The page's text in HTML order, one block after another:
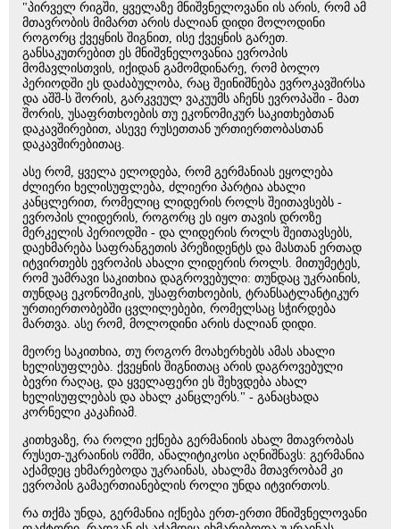
"პირველ რიგში, ყველაზე მნიშვნელოვანი ის არის, რომ ამ
მთავრობის მიმართ არის ძალიან დიდი მოლოდინი
როგორც ქვეყნის შიგნით, ისე ქვეყნის გარეთ.
განსაკუთრებით ეს მნიშვნელოვანია ევროპის
მომავლისთვის, იქიდან გამომდინარე, რომ ბოლო
პერიოდში ეს დაძაბულობა, რაც შეინიშნება ევროკავშირსა
და აშშ-ს შორის, გარკვეულ ვაკუუმს აჩენს ევროპაში - მათ
შორის, უსაფრთხოების თუ ეკონომიკურ საკითხებთან
დაკავშირებით, ასევე რუსეთთან ურთიერთობასთან
დაკავშირებითაც.
ასე რომ, ყველა ელოდება, რომ გერმანიას ეყოლება
ძლიერი ხელისუფლება, ძლიერი პარტია ახალი
კანცლერით, რომელიც ლიდერის როლს შეითავსებს -
ევროპის ლიდერის, როგორც ეს იყო თავის დროზე
მერკელის პერიოდში - და ლიდერის როლს შეითავსებს,
დაეხმარება საფრანგეთის პრეზიდენტს და მასთან ერთად
იტვირთებს ევროპის ახალი ლიდერის როლს. მითუმეტეს,
რომ უამრავი საკითხია დაგროვებული: თუნდაც უკრაინის,
თუნდაც ეკონომიკის, უსაფრთხოების, ტრანსატლანტიკურ
ურთიერთობებში ცვლილებები, რომელსაც სჭირდება
მართვა. ასე რომ, მოლოდინი არის ძალიან დიდი.
მეორე საკითხია, თუ როგორ მოახერხებს ამას ახალი
ხელისუფლება. ქვეყნის შიგნითაც არის დაგროვებული
ბევრი რაღაც, და ყველაფერი ეს შეხვდება ახალ
ხელისუფლებას და ახალ კანცლერს." - განაცხადა
კორნელი კაკაჩიამ.
კითხვაზე, რა როლი ექნება გერმანიის ახალ მთავრობას
რუსეთ-უკრაინის ომში, ანალიტიკოსი აღნიშნავს: გერმანია
აქამდეც ეხმარებოდა უკრაინას, ახალმა მთავრობამ კი
ევროპის გამაერთიანებლის როლი უნდა იტვირთოს.
რა თქმა უნდა, გერმანია იქნება ერთ-ერთი მნიშვნელოვანი